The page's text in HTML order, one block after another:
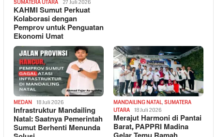
SUMATERA UTARA 27 Juli 2026
KAHMI Sumut Perkuat
Kolaborasi dengan
Pemprov untuk Penguatan
Ekonomi Umat
MEDAN 18 Juli 2026
Infrastruktur Mandailing
Natal: Saatnya Pemerintah
Sumut Berhenti Menunda
MANDAILING NATAL, SUMATERA
UTARA
18 Juli 2026
Merajut Harmoni di Pantai
Barat, PAPPRI Madina